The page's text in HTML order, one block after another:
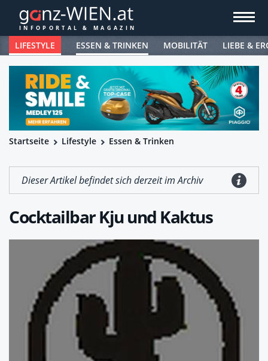
LIFESTYLE ESSEN & TRINKEN MOBILITÄT LIEBE &
Startseite Lifestyle Essen & Trinken
Dieser Artikel befindet sich derzeit im Archiv
Cocktailbar Kju und Kaktus